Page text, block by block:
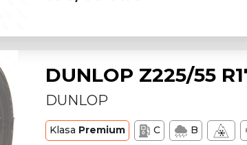
DUNLOP Z225/55
DUNLOP
Klasa Premium C B